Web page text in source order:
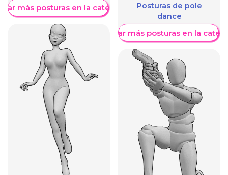
más posturas en la categoría
Posturas de pole
dance
Mostrar más posturas en la